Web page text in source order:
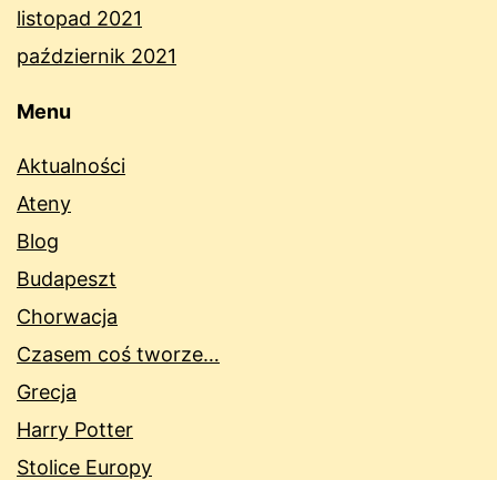
listopad 2021
październik 2021
Menu
Aktualności
Ateny
Blog
Budapeszt
Chorwacja
Czasem coś tworze…
Grecja
Harry Potter
Stolice Europy